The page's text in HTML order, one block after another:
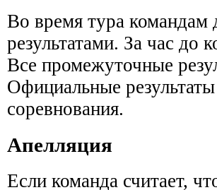
Во время тура командам
результатами. За час до
Все промежуточные
Официальные
соревнования.
Апелляция
Если команда считает,